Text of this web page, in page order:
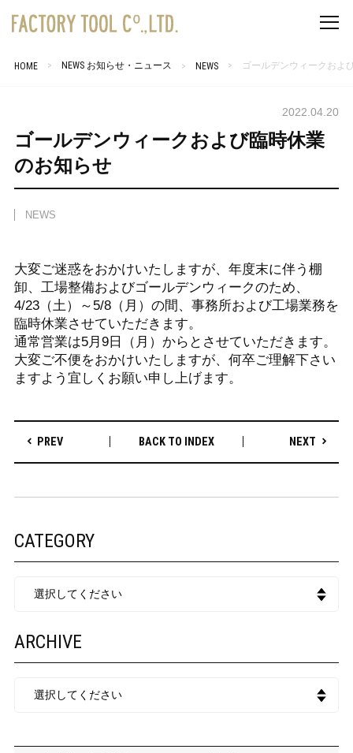
HOME NEWS お知らせ・ニュース NEWS ゴールデンウィークおよ
2022.04.20
ゴールデンウィークおよび臨時休業
のお知らせ
NEWS
大変ご迷惑をおかけいたしますが、年度末に伴う棚
卸、工場整備およびゴールデンウィークのため、
4/23（土）～5/8（月）の間、事務所および工場業務を
臨時休業させていただきます。
通常営業は5月9日（月）からとさせていただきます。
大変ご不便をおかけいたしますが、何卒ご理解下さい
ますよう宜しくお願い申し上げます。
PREV BACK TO INDEX NEXT
CATEGORY
ARCHIVE